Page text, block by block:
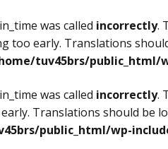
was called incorrectly.
too early. Translations
tuv45brs/public_html/
was called incorrectly.
Translations should be
public_html/wp-